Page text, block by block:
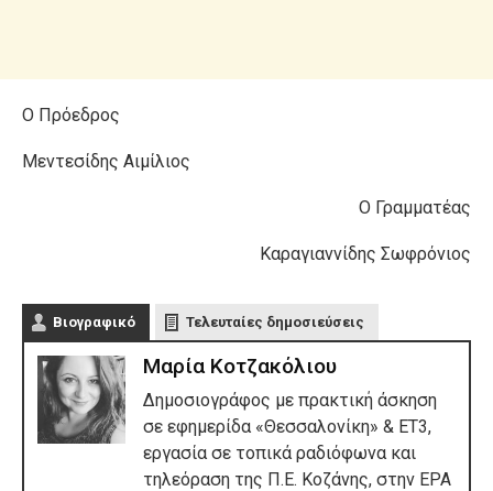
Ο Πρόεδρος
Μεντεσίδης Αιμίλιος
Ο Γραμματέας
Καραγιαννίδης Σωφρόνιος
Βιογραφικό Τελευταίες δημοσιεύσεις
Μαρία Κοτζακόλιου
Δημοσιογράφος με πρακτική άσκηση
σε εφημερίδα «Θεσσαλονίκη» & ΕΤ3,
εργασία σε τοπικά ραδιόφωνα και
τηλεόραση της Π.Ε. Κοζάνης, στην ΕΡΑ